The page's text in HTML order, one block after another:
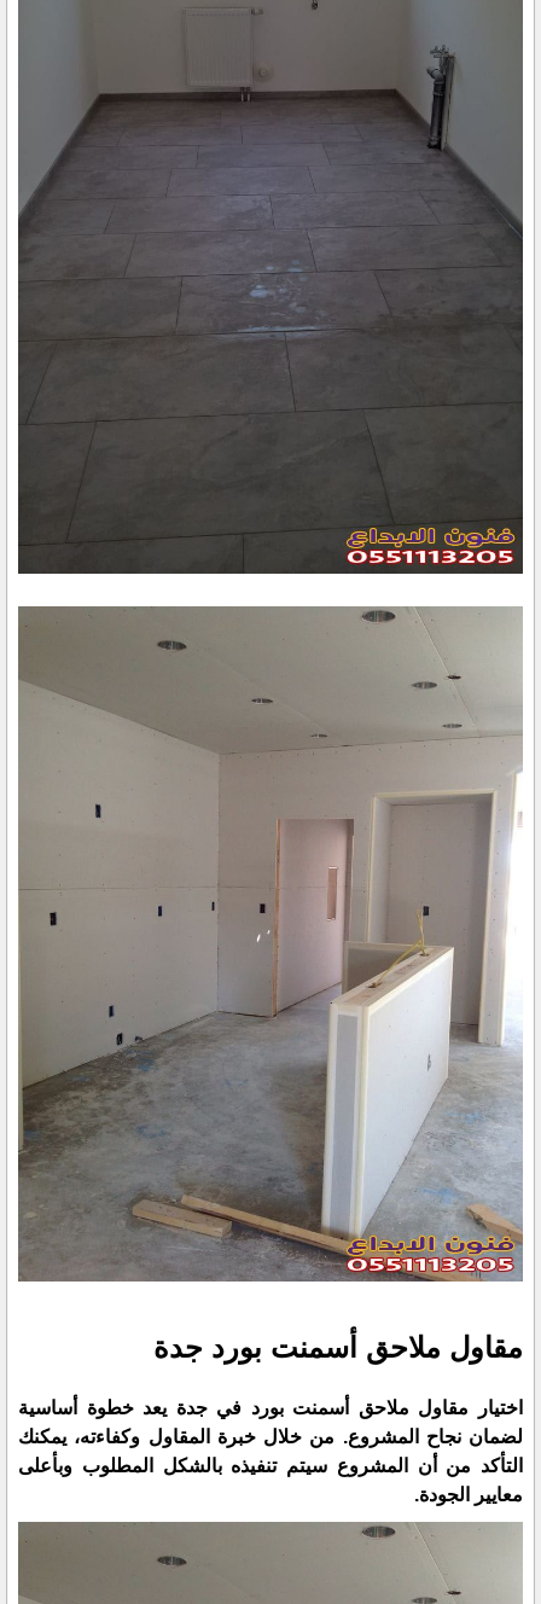
مقاول ملاحق أسمنت بورد جدة
اختيار مقاول ملاحق أسمنت بورد في جدة يعد خطوة أساسية
لضمان نجاح المشروع. من خلال خبرة المقاول وكفاءته، يمكنك
التأكد من أن المشروع سيتم تنفيذه بالشكل المطلوب وبأعلى
معايير الجودة.